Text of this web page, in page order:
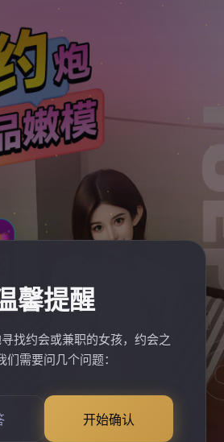
馨提醒
找约会或兼职的女孩，约会之
们需要问几个问题：
开始确认